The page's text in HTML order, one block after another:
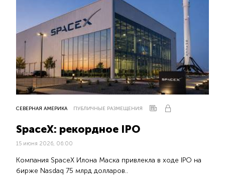
СЕВЕРНАЯ АМЕРИКА ПУБЛИЧНЫЕ РАЗМЕЩЕНИЯ
SpaceX: рекордное IPO
15 июня 2026, 06:00
Компания SpaceX Илона Маска привлекла в ходе IPO на
бирже Nasdaq 75 млрд долларов..